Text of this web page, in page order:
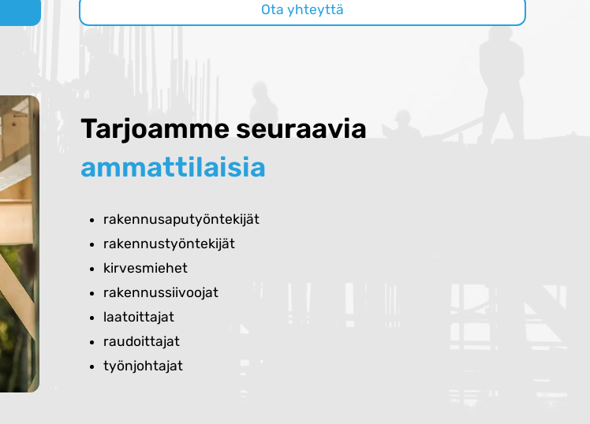
Ota yhteyttä
Tarjoamme seuraavia
ammattilaisia
rakennusaputyöntekijät
rakennustyöntekijät
kirvesmiehet
rakennussiivoojat
laatoittajat
raudoittajat
työnjohtajat